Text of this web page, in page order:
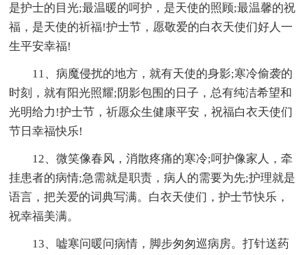
是护士的目光;最温暖的呵护，是天使的照顾;最温馨的祝
福，是天使的祈福!护士节，愿敬爱的白衣天使们好人一
生平安幸福!
11、病魔侵扰的地方，就有天使的身影;寒冷偷袭的
时刻，就有阳光照耀;阴影包围的日子，总有纯洁希望和
光明给力!护士节，祈愿众生健康平安，祝福白衣天使们
节日幸福快乐!
12、微笑像春风，消散疼痛的寒冷;呵护像家人，牵
挂患者的病情;急需就是职责，病人的需要为先;护理就是
语言，把关爱的词典写满。白衣天使们，护士节快乐，
祝幸福美满。
13、嘘寒问暖问病情，脚步匆匆巡病房。打针送药